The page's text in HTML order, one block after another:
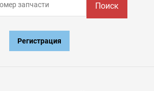
Поиск
Регистрация